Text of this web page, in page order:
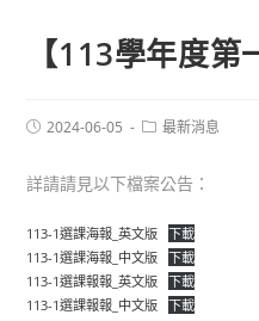
【113學年度第
2024-06-05 最新消息
詳請請見以下檔案公告：
113-1選課海報_英文版 下載
113-1選課海報_中文版 下載
113-1選課報報_英文版 下載
113-1選課報報_中文版 下載